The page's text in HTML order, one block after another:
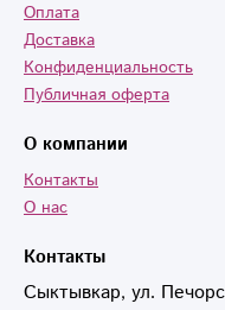
Контакты
Сыктывкар, ул.
Оплата
Доставка
Конфиденциальность
Публичная оферта
О компании
Контакты
О нас